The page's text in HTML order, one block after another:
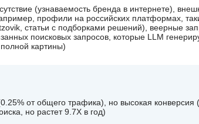
(узнаваемость бренда в интернете),
профили на российских платформах,
статьи с подборками решений), веерные
поисковых запросов, которые LLM
картины)
от общего трафика), но высокая конверсия
но растет 9.7X в год)